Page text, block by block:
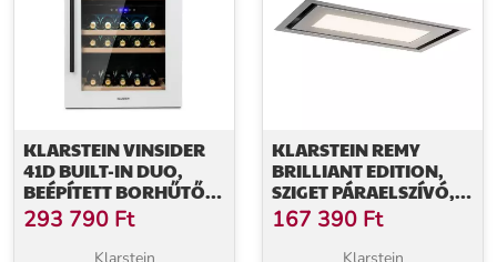
KLARSTEIN VINSIDER
41D BUILT-IN DUO,
BEÉPÍTETT BORHŰTŐ,
QUARTZ EDITION
293 790 Ft
KLARSTEIN REMY
BRILLIANT EDITION,
SZIGET PÁRAELSZÍVÓ,
90 CM, 609 M³/Ó, A
ENERGIAHATÉKONYSÁGI
OSZTÁLY, LED, ÜVEG,
167 390 Ft